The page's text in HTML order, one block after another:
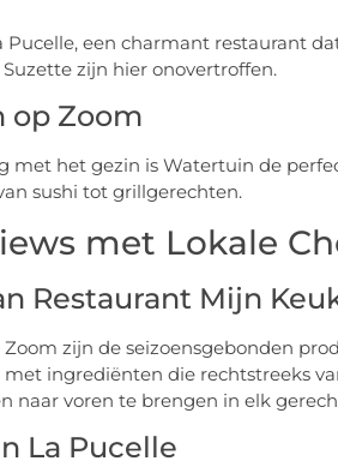
een charmant restaurant
zijn hier onovertroffen.
op Zoom
met het gezin is Watertuin de
sushi tot grillgerechten.
met Lokale
Restaurant Mijn
zijn de seizoensgebonden
ingrediënten die rechtstreeks
naar voren te brengen in elk
La Pucelle